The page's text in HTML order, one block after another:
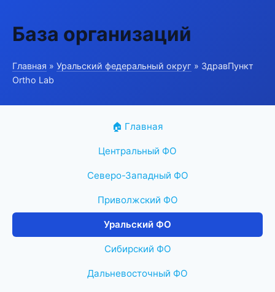
База организаций
Главная » Уральский федеральный округ » ЗдравПункт
Ortho Lab
🏠 Главная
Центральный ФО
Северо-Западный ФО
Приволжский ФО
Уральский ФО
Сибирский ФО
Дальневосточный ФО